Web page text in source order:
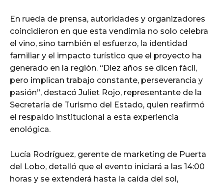
En rueda de prensa, autoridades y organizadores
coincidieron en que esta vendimia no solo celebra
el vino, sino también el esfuerzo, la identidad
familiar y el impacto turístico que el proyecto ha
generado en la región. “Diez años se dicen fácil,
pero implican trabajo constante, perseverancia y
pasión”, destacó Juliet Rojo, representante de la
Secretaría de Turismo del Estado, quien reafirmó
el respaldo institucional a esta experiencia
enológica.
Lucía Rodríguez, gerente de marketing de Puerta
del Lobo, detalló que el evento iniciará a las 14:00
horas y se extenderá hasta la caída del sol,